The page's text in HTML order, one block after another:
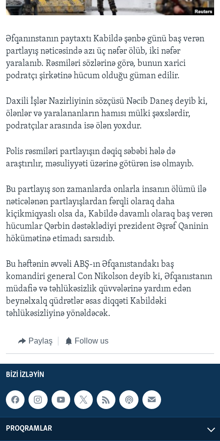
Dillər
Əfqanınstanın paytaxtı Kabildə şənbə günü baş verən
partlayış nəticəsində azı üç nəfər ölüb, iki nəfər
yaralanıb. Rəsmiləri sözlərinə görə, bunun xarici
podratçı şirkətinə hücum olduğu güman edilir.
Daxili İşlər Nazirliyinin sözçüsü Nəcib Daneş deyib ki,
ölənlər və yaralananların hamısı mülki şəxslərdir,
podratçılar arasında isə ölən yoxdur.
Polis rəsmiləri partlayışın dəqiq səbəbi hələ də
araştırılır, məsuliyyəti üzərinə götürən isə olmayıb.
Bu partlayış son zamanlarda onlarla insanın ölümü ilə
nəticələnən partlayışlardan fərqli olaraq daha
kiçikmiqyaslı olsa da, Kabildə davamlı olaraq baş verən
hücumlar Qərbin dəstəklədiyi prezident Əşrəf Qaninin
hökümətinə etimadı sarsıdıb.
Bu həftənin əvvəli ABŞ-ın Əfqanıstandakı baş
komandiri general Con Nikolson deyib ki, Əfqanıstanın
müdafiə və təhlükəsizlik qüvvələrinə yardım edən
beynəlxalq qüdrətlər əsas diqqəti Kabildəki
təhlükəsizliyinə yönəldəcək.
Paylaş Follow us
BIZI IZLƏYIN
PROQRAMLAR